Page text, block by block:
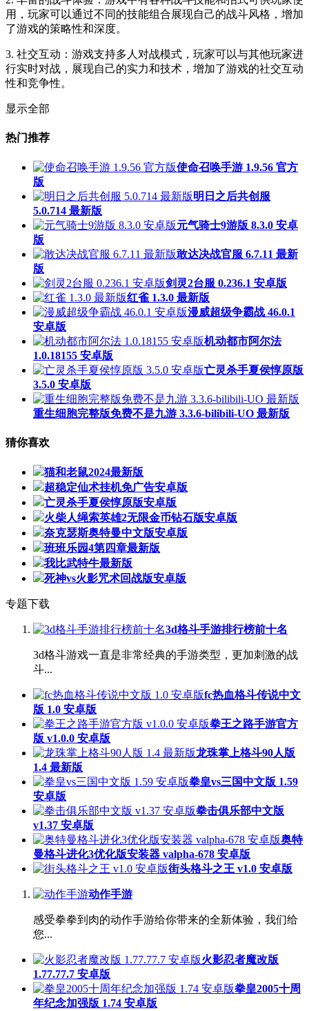
用，玩家可以通过不同的技能组合展现自己的战斗风格，增加
了游戏的策略性和深度。
3. 社交互动：游戏支持多人对战模式，玩家可以与其他玩家进
行实时对战，展现自己的实力和技术，增加了游戏的社交互动
性和竞争性。
显示全部
热门推荐
使命召唤手游 1.9.56 官方
版
明日之后共创服
5.0.714 最新版
元气骑士9游版 8.3.0 安卓
版
敢达决战官服 6.7.11 最新
版
剑灵2台服 0.236.1 安卓版
红雀 1.3.0 最新版
漫威超级争霸战 46.0.1
安卓版
机动都市阿尔法
1.0.18155 安卓版
亡灵杀手夏侯惇原版
3.5.0 安卓版
重生细胞完整版免费不是九游 3.3.6-bilibili-UO 最新版
猜你喜欢
猫和老鼠2024最新版
超稳定仙术挂机免广告安卓版
亡灵杀手夏侯惇原版安卓版
火柴人绳索英雄2无限金币钻石版安卓版
奈克瑟斯奥特曼中文版安卓版
班班乐园4第四章最新版
我比武特牛最新版
死神vs火影咒术回战版安卓版
专题下载
3d格斗手游排行榜前十名
3d格斗游戏一直是非常经典的手游类型，更加刺激的战
斗...
fc热血格斗传说中文
版 1.0 安卓版
拳王之路手游官方
版 v1.0.0 安卓版
龙珠掌上格斗90人版
1.4 最新版
拳皇vs三国中文版 1.59
安卓版
拳击俱乐部中文版
v1.37 安卓版
奥特
曼格斗进化3优化版安装器 valpha-678 安卓版
街头格斗之王 v1.0 安卓版
动作手游
感受拳拳到肉的动作手游给你带来的全新体验，我们给
您...
火影忍者魔改版
1.77.77.7 安卓版
拳皇2005十周
年纪念加强版 1.74 安卓版